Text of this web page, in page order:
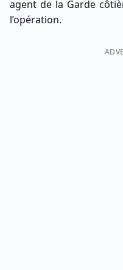
agent de la Garde
l’opération.